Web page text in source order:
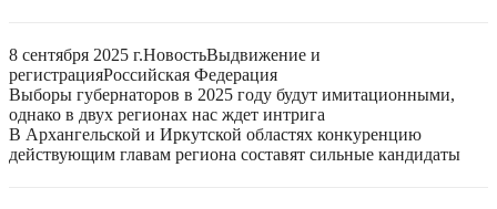
8 сентября 2025 г.НовостьВыдвижение и
регистрацияРоссийская Федерация
Выборы губернаторов в 2025 году будут имитационными,
однако в двух регионах нас ждет интрига
В Архангельской и Иркутской областях конкуренцию
действующим главам региона составят сильные кандидаты